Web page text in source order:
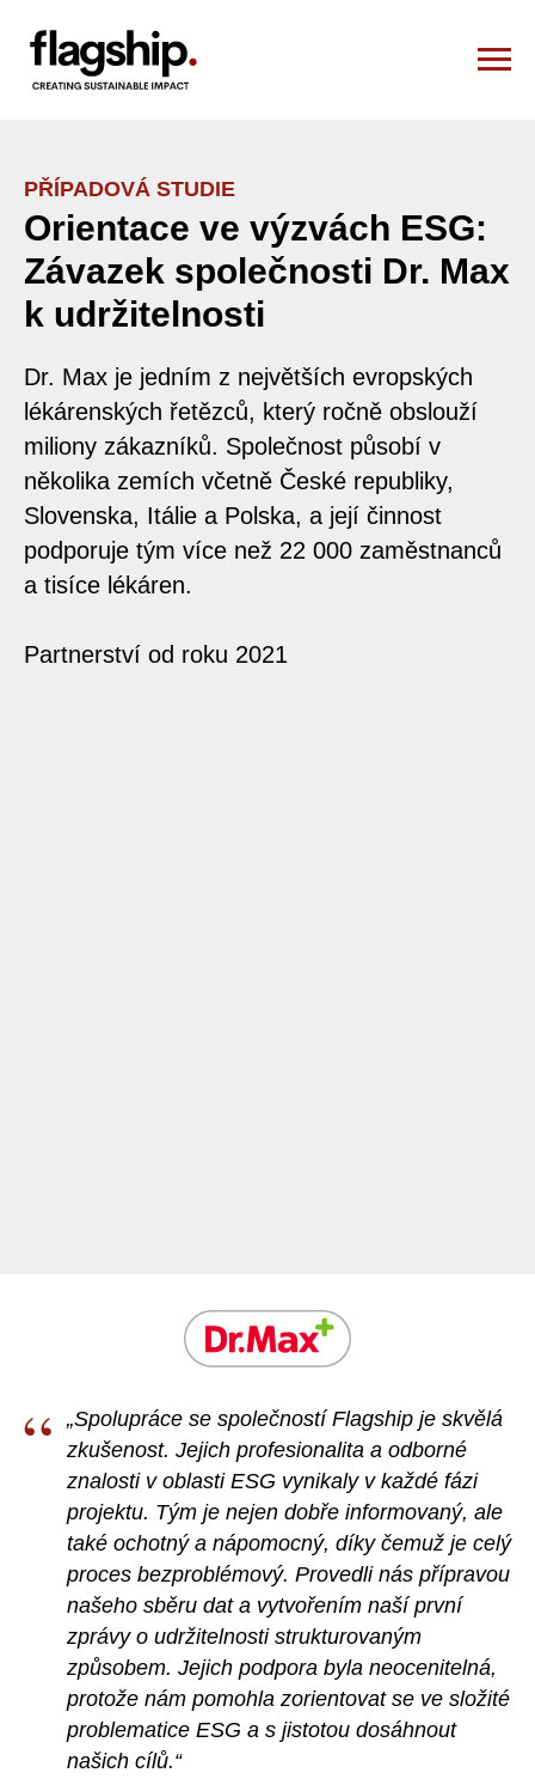
PŘÍPADOVÁ STUDIE
Orientace ve výzvách ESG:
Závazek společnosti Dr. Max
k udržitelnosti
Dr. Max je jedním z největších evropských
lékárenských řetězců, který ročně obslouží
miliony zákazníků. Společnost působí v
několika zemích včetně České republiky,
Slovenska, Itálie a Polska, a její činnost
podporuje tým více než 22 000 zaměstnanců
a tisíce lékáren.
Partnerství od roku 2021
“
„Spolupráce se společností Flagship je skvělá
zkušenost. Jejich profesionalita a odborné
znalosti v oblasti ESG vynikaly v každé fázi
projektu. Tým je nejen dobře informovaný, ale
také ochotný a nápomocný, díky čemuž je celý
proces bezproblémový. Provedli nás přípravou
našeho sběru dat a vytvořením naší první
zprávy o udržitelnosti strukturovaným
způsobem. Jejich podpora byla neocenitelná,
protože nám pomohla zorientovat se ve složité
problematice ESG a s jistotou dosáhnout
našich cílů.“